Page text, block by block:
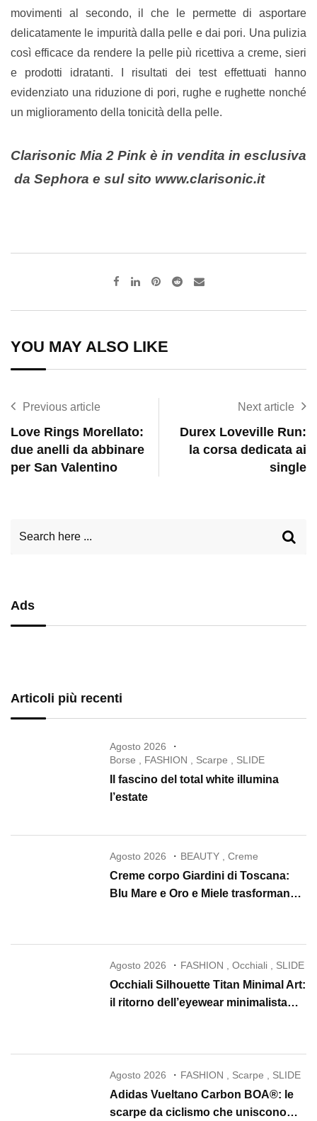
movimenti al secondo, il che le permette di asportare
delicatamente le impurità dalla pelle e dai pori. Una pulizia
così efficace da rendere la pelle più ricettiva a creme, sieri
e prodotti idratanti. I risultati dei test effettuati hanno
evidenziato una riduzione di pori, rughe e rughette nonché
un miglioramento della tonicità della pelle.
Clarisonic Mia 2 Pink è in vendita in esclusiva
da Sephora e sul sito www.clarisonic.it
Pinterest
RedditShare
YOU MAY ALSO LIKE
Previous article
Love Rings Morellato:
due anelli da abbinare
per San Valentino
Next article
Durex Loveville Run:
la corsa dedicata ai
single
Ads
Articoli più recenti
Agosto 2026
Borse
FASHION Scarpe SLIDE
Il fascino del total white illumina
l’estate
Agosto 2026 BEAUTY ,Creme
Creme corpo Giardini di Toscana:
Blu Mare e Oro e Miele trasformano
Agosto 2026 FASHION ,Occhiali , SLIDE
Occhiali Silhouette Titan Minimal Art:
il ritorno dell’eyewear minimalista
Agosto 2026 FASHION Scarpe SLIDE
Adidas Vueltano Carbon BOA®: le
scarpe da ciclismo che uniscono